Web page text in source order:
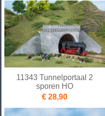
11343 Tunnelportaal 2
sporen HO
€ 28,90